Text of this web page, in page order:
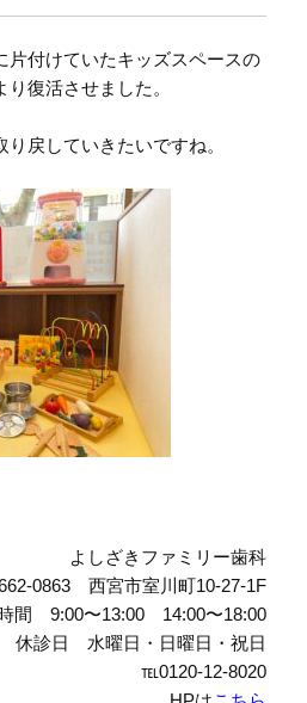
片付けていたキッズスペースの
復活させました。
戻していきたいですね。
よしざきファミリー歯科
0863 西宮市室川町10-27-1F
間 9:00〜13:00 14:00〜18:00
休診日 水曜日・日曜日・祝日
℡0120-12-8020